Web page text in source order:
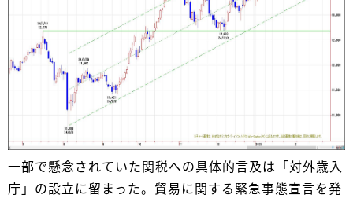
一部で懸念されていた関税への具体的言及は「対外歳入
庁」の設立に留まった。貿易に関する緊急事態宣言を発